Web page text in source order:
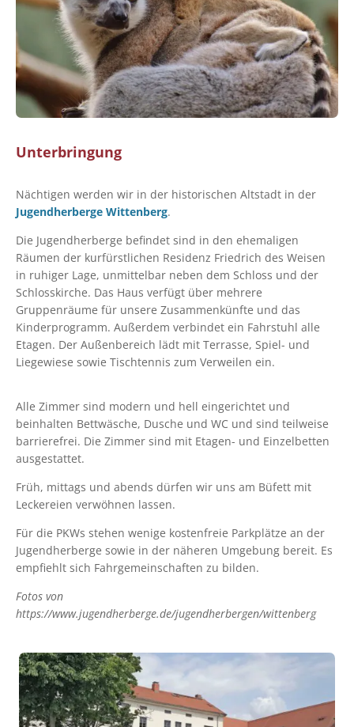
Unterbringung
Nächtigen werden wir in der historischen Altstadt in der
Jugendherberge Wittenberg.
Die Jugendherberge befindet sind in den ehemaligen
Räumen der kurfürstlichen Residenz Friedrich des Weisen
in ruhiger Lage, unmittelbar neben dem Schloss und der
Schlosskirche. Das Haus verfügt über mehrere
Gruppenräume für unsere Zusammenkünfte und das
Kinderprogramm. Außerdem verbindet ein Fahrstuhl alle
Etagen. Der Außenbereich lädt mit Terrasse, Spiel- und
Liegewiese sowie Tischtennis zum Verweilen ein.
Alle Zimmer sind modern und hell eingerichtet und
beinhalten Bettwäsche, Dusche und WC und sind teilweise
barrierefrei. Die Zimmer sind mit Etagen- und Einzelbetten
ausgestattet.
Früh, mittags und abends dürfen wir uns am Büfett mit
Leckereien verwöhnen lassen.
Für die PKWs stehen wenige kostenfreie Parkplätze an der
Jugendherberge sowie in der näheren Umgebung bereit. Es
empfiehlt sich Fahrgemeinschaften zu bilden.
Fotos von
https://www.jugendherberge.de/jugendherbergen/wittenberg